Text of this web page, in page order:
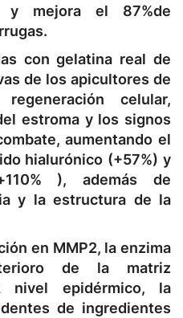
y mejora el 87%de
con gelatina real de
de los apicultores de
celular,
estroma y los signos
aumentando el
hialurónico (+57%) y
), además de
y la estructura de la
en MMP2, la enzima
de la matriz
nivel epidérmico, la
de ingredientes